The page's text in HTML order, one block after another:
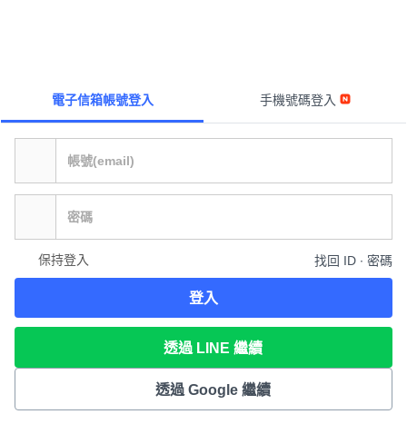
電子信箱帳號登入 手機號碼登入
保持登入 找回 ID ∙ 密碼
登入
透過 LINE 繼續
透過 Google 繼續